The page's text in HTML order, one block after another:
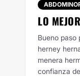
LO
Bueno paso
herney
menera
confianza